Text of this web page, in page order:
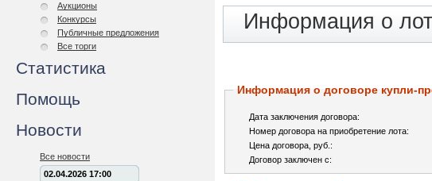
Аукционы
Конкурсы
Публичные предложения
Все торги
Статистика
Помощь
Новости
Все новости
02.04.2026 17:00
Информация о
Информация о договоре купли-
Дата заключения договора:
Номер договора на приобретение лота:
Цена договора, pуб.:
Договор заключен с: